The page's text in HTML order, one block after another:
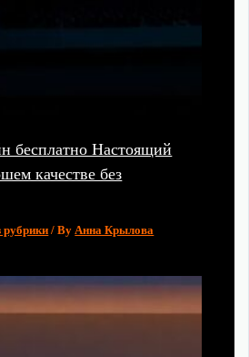
бесплатно Настоящий
качестве без
рубрики / ByАнна Крылова